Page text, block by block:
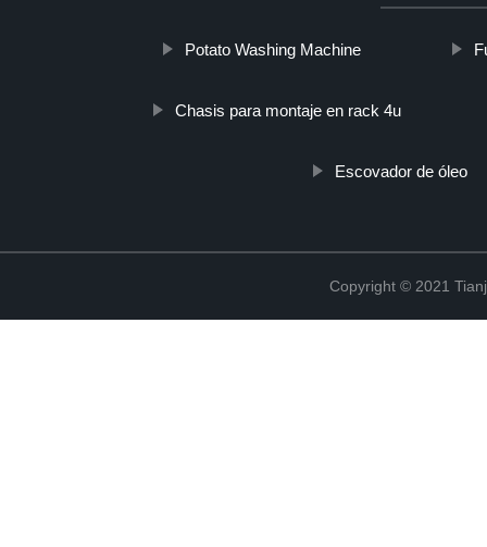
Potato Washing Machine
Chasis para montaje en rack 4u
Escovador de óleo
Copyright © 2021